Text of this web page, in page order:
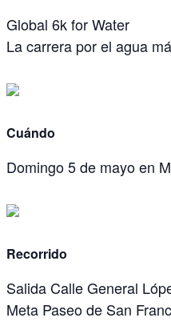
Global 6k for Water
La carrera por el agua
Cuándo
Domingo5 de mayoen
Recorrido
Salida Calle General
Meta Paseo de San